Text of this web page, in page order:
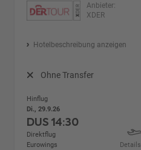
Anbieter:
XDER
Hotelbeschreibung anzeigen
Ohne Transfer
Hinflug
Di., 29.9.26
DUS14:30
Direktflug
Eurowings
Details